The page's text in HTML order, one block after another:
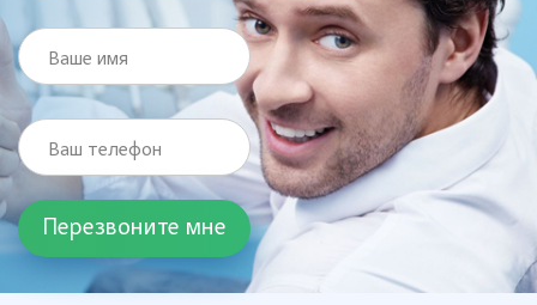
Ваше имя
Ваш телефон